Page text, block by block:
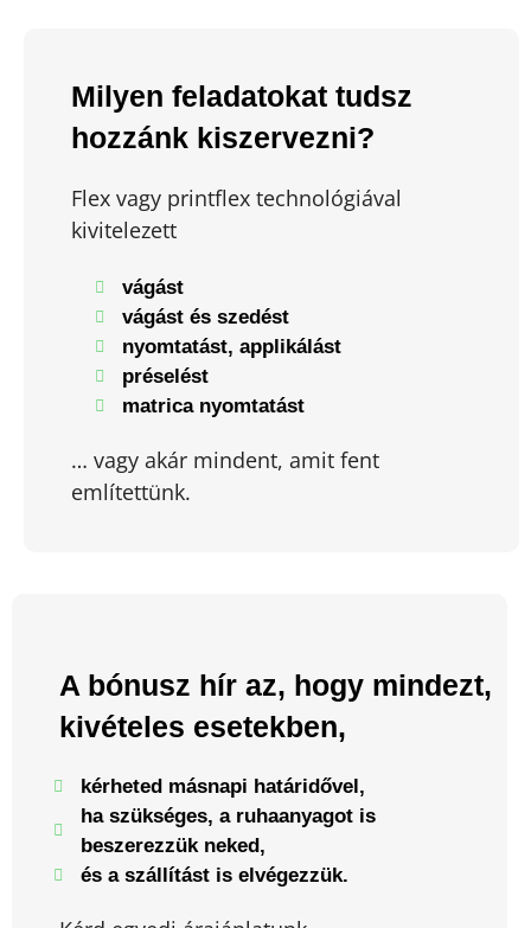
Milyen feladatokat tudsz
hozzánk kiszervezni?
Flex vagy printflex technológiával
kivitelezett
vágást
vágást és szedést
nyomtatást, applikálást
préselést
matrica nyomtatást
… vagy akár mindent, amit fent
említettünk.
A bónusz hír az, hogy mindezt,
kivételes esetekben,
kérheted másnapi határidővel,
ha szükséges, a ruhaanyagot is
beszerezzük neked,
és a szállítást is elvégezzük.